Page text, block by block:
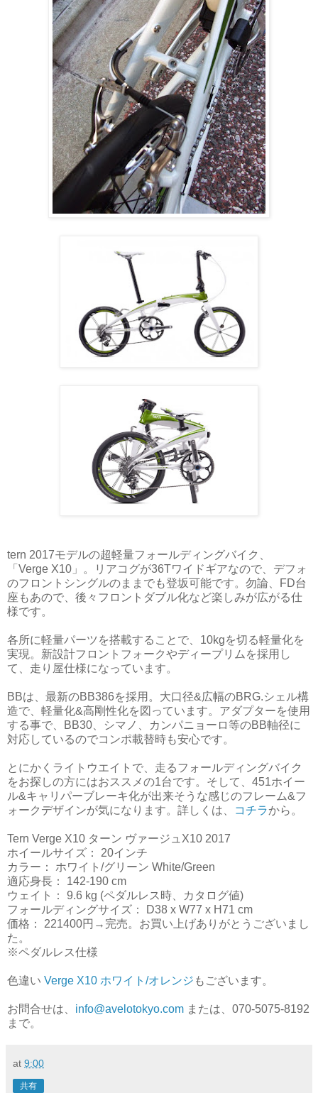
tern 2017モデルの超軽量フォールディングバイク、
「Verge X10」。リアコグが36Tワイドギアなので、デフォ
のフロントシングルのままでも登坂可能です。勿論、FD台
座もあので、後々フロントダブル化など楽しみが広がる仕
様です。
各所に軽量パーツを搭載することで、10kgを切る軽量化を
実現。新設計フロントフォークやディープリムを採用し
て、走り屋仕様になっています。
BBは、最新のBB386を採用。大口径&広幅のBRG.シェル構
造で、軽量化&高剛性化を図っています。アダプターを使用
する事で、BB30、シマノ、カンパニョーロ等のBB軸径に
対応しているのでコンポ載替時も安心です。
とにかくライトウエイトで、走るフォールディングバイク
をお探しの方にはおススメの1台です。そして、451ホイー
ル&キャリパーブレーキ化が出来そうな感じのフレーム&フ
ォークデザインが気になります。詳しくは、
コチラから。
Tern Verge X10 ターン ヴァージュX10 2017
ホイールサイズ： 20インチ
カラー： ホワイト/グリーン White/Green
適応身長： 142-190 cm
ウェイト： 9.6 kg (ペダルレス時、カタログ値)
フォールディングサイズ： D38 x W77 x H71 cm
価格： 221400円→完売。お買い上げありがとうございまし
た。
※ペダルレス仕様
色違い Verge X10 ホワイト/オレンジ もございます。
お問合せは、 info@avelotokyo.com または、070-5075-8192
まで。
at 9:00
共有